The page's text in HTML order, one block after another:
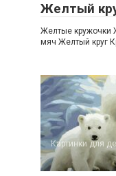
Желтый
Желтые кружочки
мяч Желтый круг
Картинки для